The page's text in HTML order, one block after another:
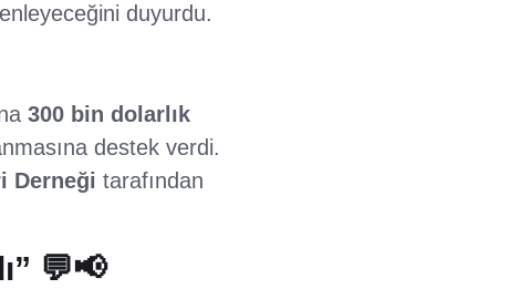
duyurdu.
300 bin dolarlık
destek verdi.
Derneği tarafından
💬📢